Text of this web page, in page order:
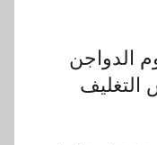
الدواجن
التغليف